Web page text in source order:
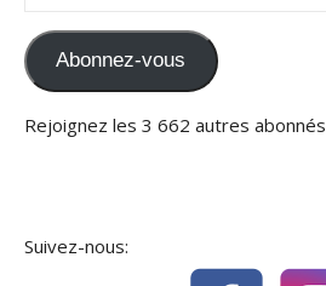
Abonnez-vous
Rejoignez les 3 662 autres abonnés
Suivez-nous: